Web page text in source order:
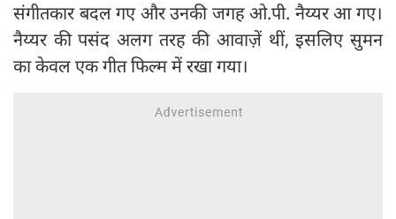
संगीतकार बदल गए और उनकी जगह ओ.पी. नैय्यर आ गए।
नैय्यर की पसंद अलग तरह की आवाज़ें थीं, इसलिए सुमन
का केवल एक गीत फिल्म में रखा गया।